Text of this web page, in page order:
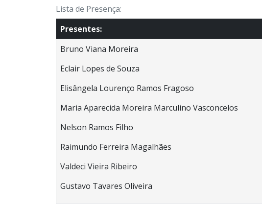
Lista de Presença:
Presentes:
Bruno Viana Moreira
Eclair Lopes de Souza
Elisângela Lourenço Ramos Fragoso
Maria Aparecida Moreira Marculino Vasconcelos
Nelson Ramos Filho
Raimundo Ferreira Magalhães
Valdeci Vieira Ribeiro
Gustavo Tavares Oliveira